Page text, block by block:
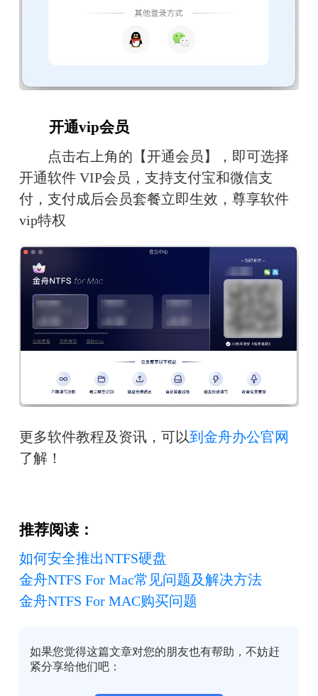
开通vip会员
点击右上角的【开通会员】，即可选择
开通软件 VIP会员，支持支付宝和微信支
付，支付成后会员套餐立即生效，尊享软件
vip特权
更多软件教程及资讯，可以到金舟办公官网
了解！
推荐阅读：
如何安全推出NTFS硬盘
金舟NTFS For Mac常见问题及解决方法
金舟NTFS For MAC购买问题
如果您觉得这篇文章对您的朋友也有帮助，不妨赶
紧分享给他们吧：